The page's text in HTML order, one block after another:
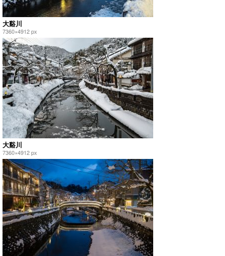
大谿川
7360×4912 px
大谿川
7360×4912 px